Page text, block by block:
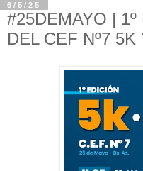
6/5/25
#25DEMAYO |
DEL CEF Nº7 5K